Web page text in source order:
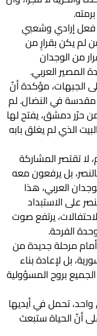
فعل إرادي وشعبي
لم يكن بقرارٍ من
من الوجدان
المصير العربي.
الجبهات، مؤكدة أنّ
مقدسة في النضال. لم
حرّر دمشق، يفتح لها
الذي لم يغلق بابه
لا تقتصر المشاركة
بل يرفعون معه
العربي، هذا
على الاستبداد
يرتفع صوت
الفرحة.
مرحلة جديدة من
بل لإعادة بناء
بروح المسؤولية
تحمل في أيديها
أنّ الحياة ستبعث